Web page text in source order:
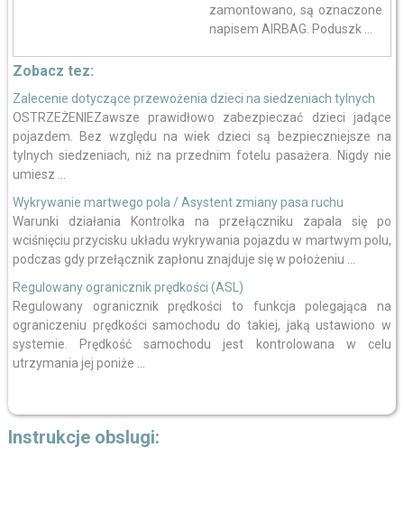
zamontowano, są oznaczone
napisem AIRBAG. Poduszk ...
Zobacz tez:
Zalecenie dotyczące przewożenia dzieci na siedzeniach tylnych
OSTRZEŻENIEZawsze prawidłowo zabezpieczać dzieci jadące
pojazdem. Bez względu na wiek dzieci są bezpieczniejsze na
tylnych siedzeniach, niż na przednim fotelu pasażera. Nigdy nie
umiesz ...
Wykrywanie martwego pola / Asystent zmiany pasa ruchu
Warunki działania Kontrolka na przełączniku zapala się po
wciśnięciu przycisku układu wykrywania pojazdu w martwym polu,
podczas gdy przełącznik zapłonu znajduje się w położeniu ...
Regulowany ogranicznik prędkości (ASL)
Regulowany ogranicznik prędkości to funkcja polegająca na
ograniczeniu prędkości samochodu do takiej, jaką ustawiono w
systemie. Prędkość samochodu jest kontrolowana w celu
utrzymania jej poniże ...
Instrukcje obslugi: